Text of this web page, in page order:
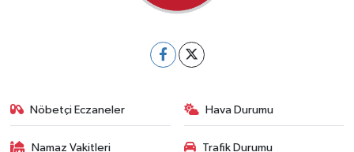
Nöbetçi Eczaneler Hava Durumu
Namaz Vakitleri Trafik Durumu